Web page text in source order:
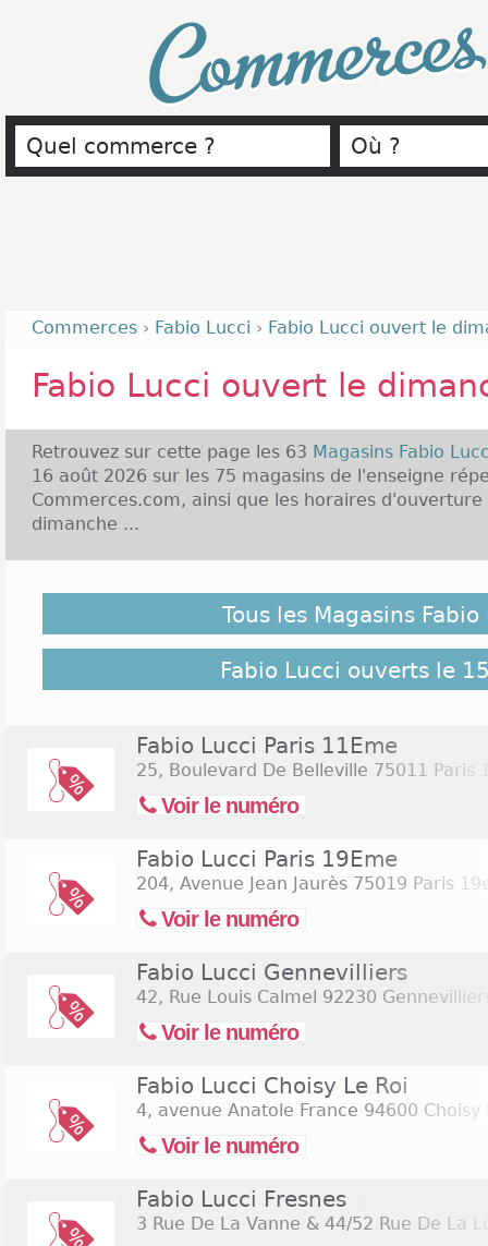
Commerces › Fabio Lucci › Fabio Lucci ouvert le
Fabio Lucci ouvert le
Retrouvez sur cette page les 63 Magasins Fabio
16 août 2026 sur les 75 magasins de l'enseigne
Commerces.com, ainsi que les horaires d'ouverture
dimanche ...
Fabio Lucci, c'est la mode pour les hommes, les
également de la lingerie, des chaussures et des
Lucci comprend 140 magasins essentiellement
de vos régions. Les magasins de l'enseigne Fabio
ou sans interruption pendant la pause déjeuner.
généralement ouverts le dimanche, soit pour la
même pour la journée entière. Pour les
d'ouvrir le dimanche, des ouvertures
magasins Fabio Lucci ouverts le samedi 15 août
Tous les Magasins Fabio
Fabio Lucci ouverts le
Fabio Lucci Paris 11Eme
25, Boulevard De Belleville 75011 Paris
Voir le numéro
Fabio Lucci Paris 19Eme
204, Avenue Jean Jaurès 75019 Paris
Voir le numéro
Fabio Lucci Gennevilliers
42, Rue Louis Calmel 92230
Voir le numéro
Fabio Lucci Choisy Le Roi
4, avenue Anatole France 94600 Choisy
Voir le numéro
Fabio Lucci Fresnes
3 Rue De La Vanne & 44/52 Rue De La